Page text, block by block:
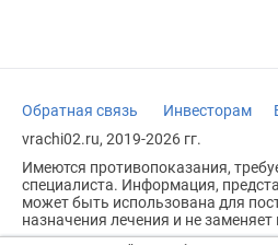
Обратная связь Инвесторам
vrachi02.ru, 2019-2026 гг.
Имеются противопоказания,
специалиста. Информация,
может быть использована для
назначения лечения и не